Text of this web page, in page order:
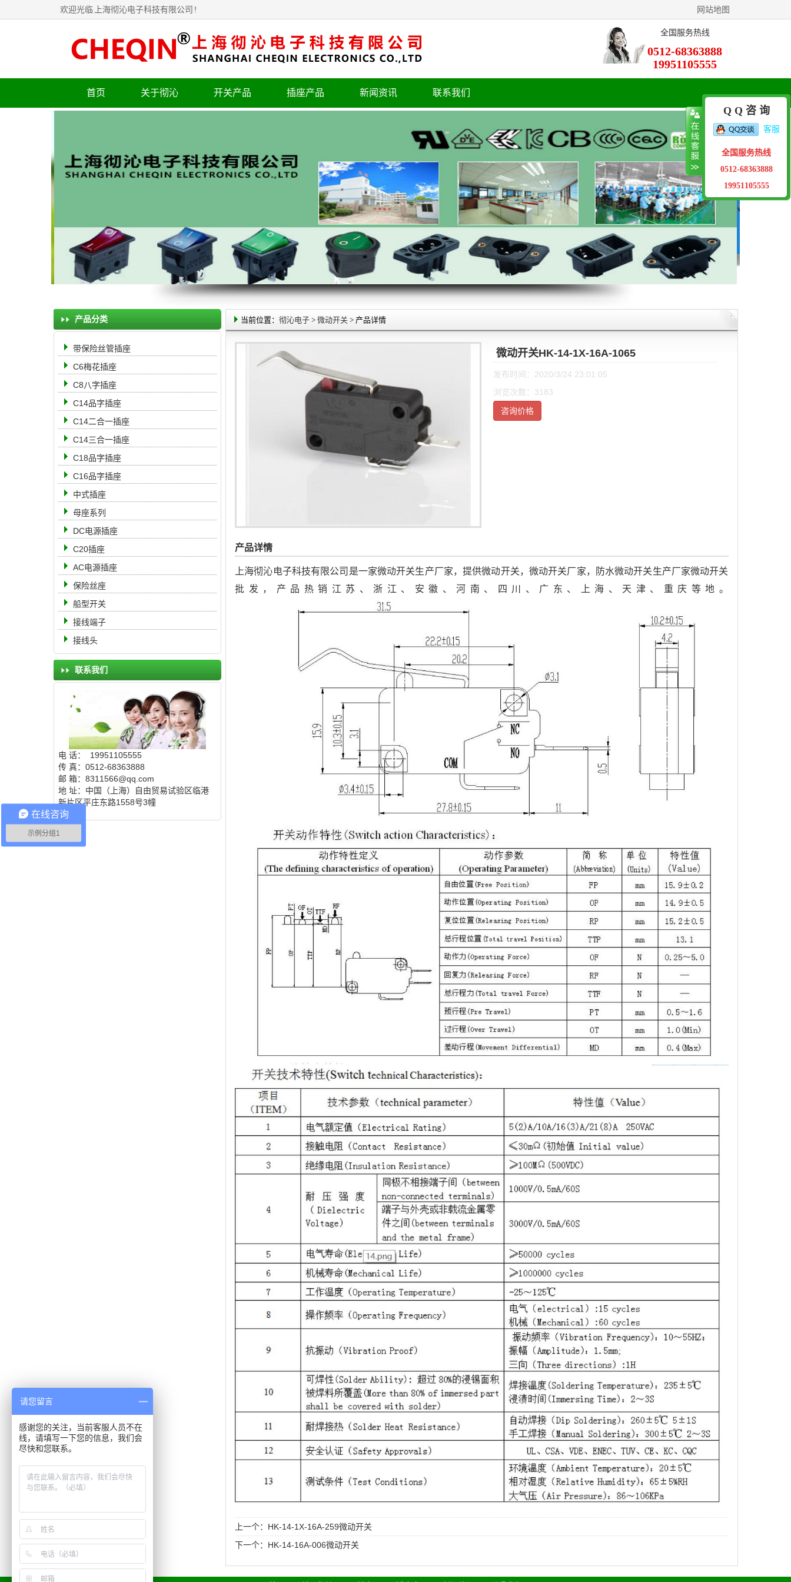
欢迎光临 上海彻沁电子科技有限公司 ! 网站地图
全国服务热线
0512-68363888
19951105555
首页 关于彻沁 开关产品 插座产品 新闻资讯 联系我们
产品分类
带保险丝管插座
C6梅花插座
C8八字插座
C14品字插座
C14二合一插座
C14三合一插座
C18品字插座
C16品字插座
中式插座
母座系列
DC电源插座
C20插座
AC电源插座
保险丝座
船型开关
接线端子
接线头
联系我们
电 话： 19951105555
传 真：0512-68363888
邮 箱：8311566@qq.com
地 址：中国（上海）自由贸易试验区临港
新片区平庄东路1558号3幢
当前位置： 彻沁电子 > 微动开关 > 产品详情
微动开关HK-14-1X-16A-1065
发布时间：2020/3/24 23:01:05
浏览次数：3183
咨询价格
产品详情
上海彻沁电子科技有限公司是一家微动开关生产厂家，提供微动开关，微动开关厂家，防水微动开关生产厂家微动开关
批发，产品热销江苏、浙江、安徽、河南、四川、广东、上海、天津、重庆等地。
上一个： HK-14-1X-16A-259微动开关
下一个： HK-14-16A-006微动开关
Q Q 咨 询
客服
全国服务热线
0512-68363888
19951105555
在线咨询
示例分组1
请您留言
感谢您的关注，当前客服人员不在
线，请填写一下您的信息，我们会
尽快和您联系。